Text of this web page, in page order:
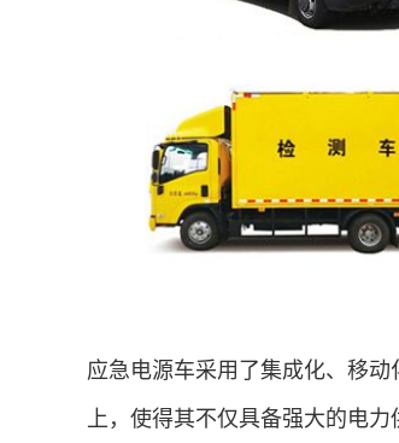
应急电源车采用了集成化、移
上，使得其不仅具备强大的电